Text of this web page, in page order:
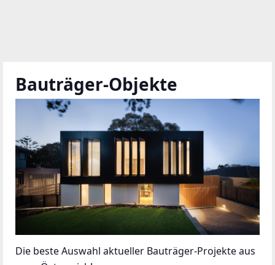
Bauträger-Objekte
Die beste Auswahl aktueller Bauträger-Projekte aus